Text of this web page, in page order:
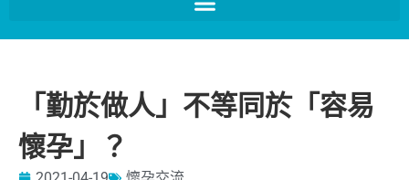
「勤於做人」不等同於「容易
懷孕」？